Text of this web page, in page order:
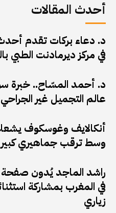
أحدث المقالات
د. دعاء بركات تقدم
في مركز ديرمادنت الطبي
د. أحمد المسّاح.. خبرة
عالم التجميل غير الجراحي
وسط ترقب جماهيري كبير
راشد الماجد يُدون صفحة
في المغرب بمشاركة
زياري